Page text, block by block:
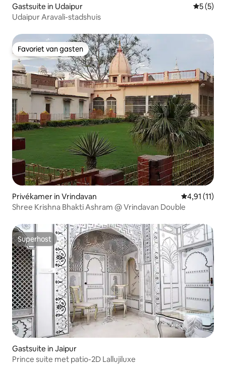
Gastsuite in Udaipur
5 (5)
Udaipur Aravali-stadshuis
Favoriet van gasten
Favoriet van gasten
Privékamer in Vrindavan Gemiddelde
4,91 (11)
Shree Krishna Bhakti Ashram @ Vrindavan Double
Superhost
Superhost
Gastsuite in Jaipur
Prince suite met patio-2D Lallujiluxe